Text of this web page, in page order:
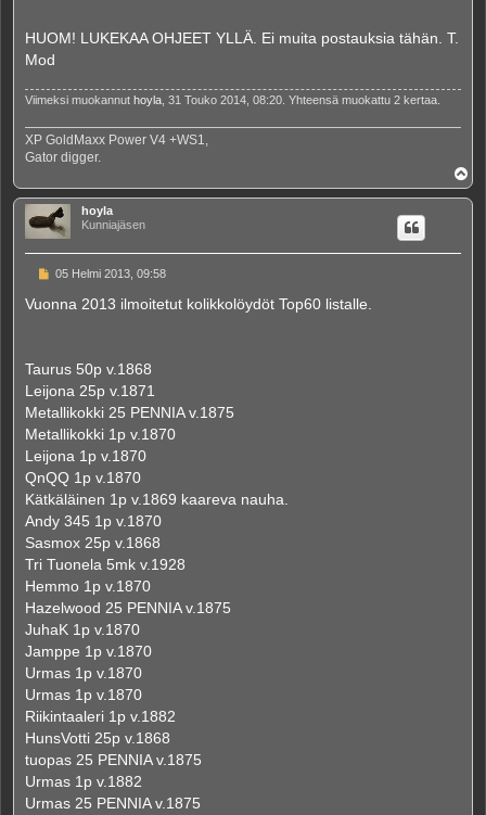
HUOM! LUKEKAA OHJEET YLLÄ. Ei muita postauksia tähän. T.
Mod
Viimeksi muokannut hoyla , 31 Touko 2014, 08:20. Yhteensä muokattu 2 kertaa.
XP GoldMaxx Power V4 +WS1,
Gator digger.
l
ö
hoyla
Kunniajäsen
V
e
05 Helmi 2013, 09:58
Vuonna 2013 ilmoitetut kolikkolöydöt Top60 listalle.
Taurus 50p v.1868
Leijona 25p v.1871
Metallikokki 25 PENNIA v.1875
Metallikokki 1p v.1870
Leijona 1p v.1870
QnQQ 1p v.1870
Kätkäläinen 1p v.1869 kaareva nauha.
Andy 345 1p v.1870
Sasmox 25p v.1868
Tri Tuonela 5mk v.1928
Hemmo 1p v.1870
Hazelwood 25 PENNIA v.1875
JuhaK 1p v.1870
Jamppe 1p v.1870
Urmas 1p v.1870
Urmas 1p v.1870
Riikintaaleri 1p v.1882
HunsVotti 25p v.1868
tuopas 25 PENNIA v.1875
Urmas 1p v.1882
Urmas 25 PENNIA v.1875